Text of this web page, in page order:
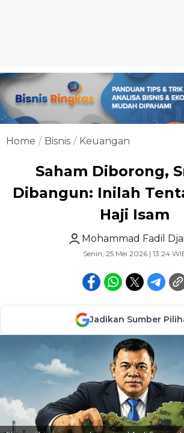
Home Bisnis Keuangan
Saham Diborong,
Dibangun: Inilah
Haji Isam
Mohammad Fadil
Senin, 25 Mei 2026 | 13:24
Jadikan Sumber